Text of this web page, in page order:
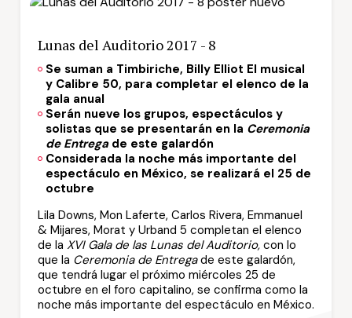
Lunas del Auditorio 2017 - 8
Se suman a Timbiriche, Billy Elliot El musical
y Calibre 50, para completar el elenco de la
gala anual
Serán nueve los grupos, espectáculos y
solistas que se presentarán en la Ceremonia
de Entrega de este galardón
Considerada la noche más importante del
espectáculo en México, se realizará el 25 de
octubre
Lila Downs, Mon Laferte, Carlos Rivera, Emmanuel
& Mijares, Morat y Urband 5 completan el elenco
de la XVI Gala de las Lunas del Auditorio, con lo
que la Ceremonia de Entregade este galardón,
que tendrá lugar el próximo miércoles 25 de
octubre en el foro capitalino, se confirma como la
noche más importante del espectáculo en México.